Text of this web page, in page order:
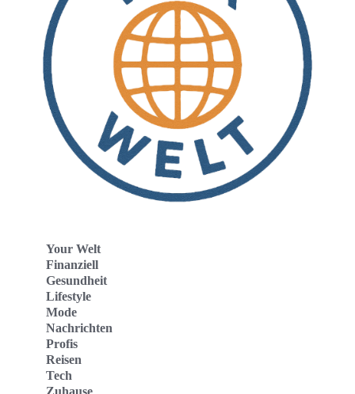
Your Welt
Finanziell
Gesundheit
Lifestyle
Mode
Nachrichten
Profis
Reisen
Tech